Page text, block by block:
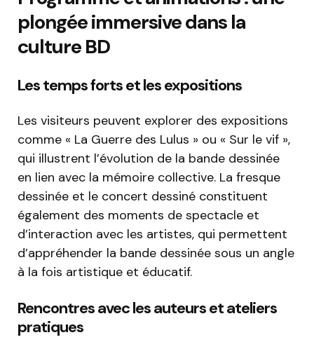
plongée immersive dans la
culture BD
Les temps forts et les expositions
Les visiteurs peuvent explorer des expositions
comme « La Guerre des Lulus » ou « Sur le vif »,
qui illustrent l’évolution de la bande dessinée
en lien avec la mémoire collective. La fresque
dessinée et le concert dessiné constituent
également des moments de spectacle et
d’interaction avec les artistes, qui permettent
d’appréhender la bande dessinée sous un angle
à la fois artistique et éducatif.
Rencontres avec les auteurs et ateliers
pratiques